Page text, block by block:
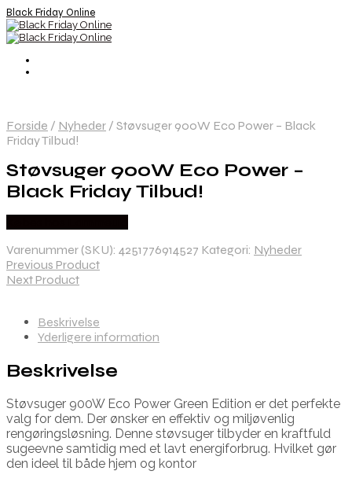
Black Friday Online
Forside / Nyheder / Støvsuger 900W Eco Power – Black
Friday Tilbud!
Støvsuger 900W Eco Power –
Black Friday Tilbud!
Varenummer (SKU): 4251776914527 Kategori: Nyheder
Previous Product
Next Product
Beskrivelse
Yderligere information
Beskrivelse
Støvsuger 900W Eco Power Green Edition er det perfekte
valg for dem. Der ønsker en effektiv og miljøvenlig
rengøringsløsning. Denne støvsuger tilbyder en kraftfuld
sugeevne samtidig med et lavt energiforbrug. Hvilket gør
den ideel til både hjem og kontor